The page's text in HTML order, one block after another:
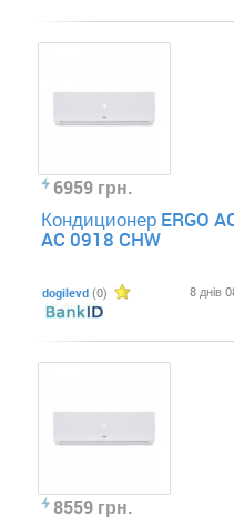
6959 грн.
Кондиционер ERGO
AC 0918 CHW
dogilevd (0) 8 днів
8559 грн.